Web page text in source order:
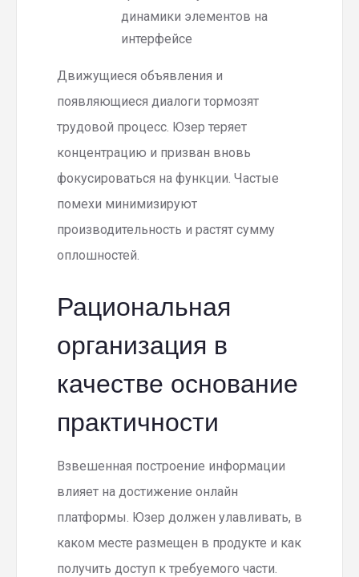
динамики элементов на
интерфейсе
Движущиеся объявления и
появляющиеся диалоги тормозят
трудовой процесс. Юзер теряет
концентрацию и призван вновь
фокусироваться на функции. Частые
помехи минимизируют
производительность и растят сумму
оплошностей.
Рациональная
организация в
качестве основание
практичности
Взвешенная построение информации
влияет на достижение онлайн
платформы. Юзер должен улавливать, в
каком месте размещен в продукте и как
получить доступ к требуемого части.